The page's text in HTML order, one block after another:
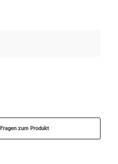
Fragen zum Produkt